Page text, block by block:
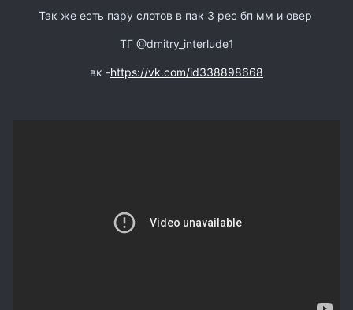
Так же есть пару слотов в пак 3 рес бп мм и овер
ТГ @dmitry_interlude1
вк -https://vk.com/id338898668